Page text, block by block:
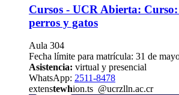
Cursos - UCR Abierta:
perros y gatos
Aula 304
Fecha límite para matrícula: 31 de
Asistencia: virtual y presencial
WhatsApp: 2511-8478
extenstewhion.ts @ucrzlln.ac.cr